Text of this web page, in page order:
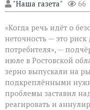
"Наша газета" 66
«Когда речь идёт о
неточность — это риск
потребителя», —
июле в Ростовской
зерно выпускали на
подкреплёнными
проблемы заставил
реагировать и